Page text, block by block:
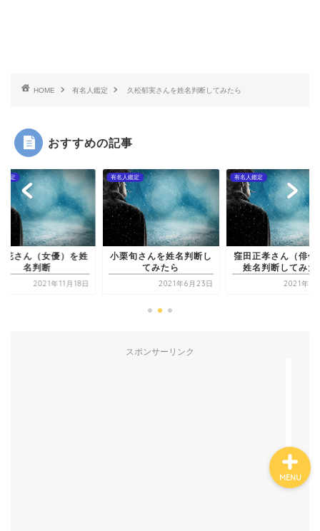
HOME 有名人鑑定 久松郁実さんを姓名判断してみたら
おすすめの記事
鑑定
旬さんを姓名判断し
てみたら
2021年6月23日
有名人鑑定
窪田正孝さん（俳優）を
姓名判断してみたら
2021年10月7日
有名人鑑定
杉咲花さん（女優）
名判断
2021年11
スポンサーリンク
MENU
有名人鑑定